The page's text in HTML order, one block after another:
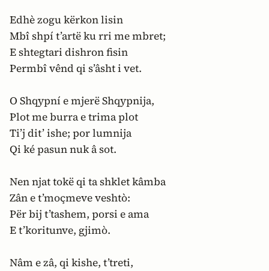
Edhè zogu kërkon lisin
Mbî shpí t’artë ku rri me mbret;
E shtegtari dishron fisin
Permbî vênd qi s’âsht i vet.
O Shqypní e mjerë Shqypnija,
Plot me burra e trima plot
Ti’j dit’ ishe; por lumnija
Qi ké pasun nuk â sot.
Nen njat tokë qi ta shklet kâmba
Zân e t’moçmeve veshtò:
Për bij t’tashem, porsi e ama
E t’koritunve, gjimò.
Nâm e zâ, qi kishe, t’treti,